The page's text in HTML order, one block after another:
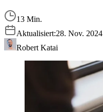
13 Min.
Aktualisiert:28. Nov. 2024
Robert Katai